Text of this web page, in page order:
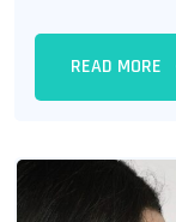
READ MORE